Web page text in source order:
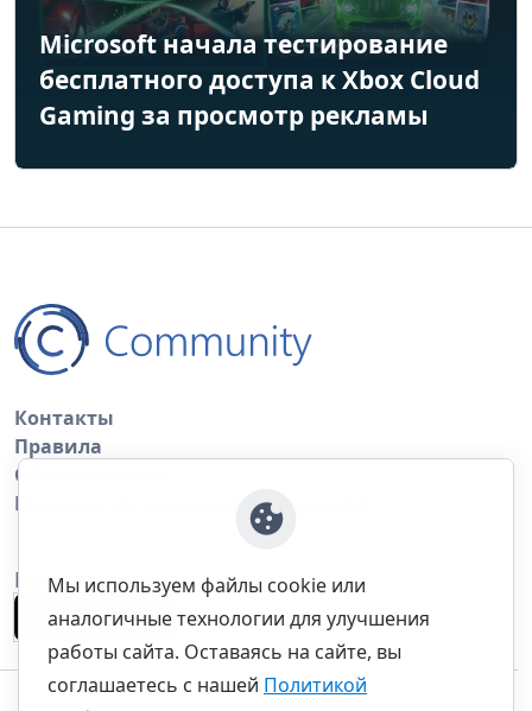
Microsoft начала тестирование
бесплатного доступа к Xbox Cloud
Gaming за просмотр рекламы
Контакты
Правила
Обратная связь
Правила копирования материалов
Приложение
Мы используем файлы cookie или
аналогичные технологии для улучшения
работы сайта. Оставаясь на сайте, вы
соглашаетесь с нашей Политикой